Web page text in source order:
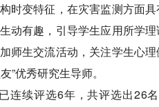
时变特征，在灾害监测方面
动有趣，引导学生应用所学
师生交流活动，关注学生心
”优秀研究生导师。
连续评选6年，共评选出26